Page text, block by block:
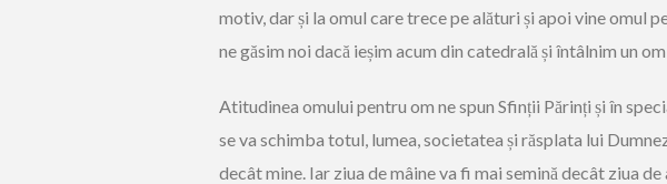
motiv, dar și la omul care trece pe alături și apoi vine omul
ne găsim noi dacă ieșim acum din catedrală și întâlnim un
Atitudinea omului pentru om ne spun Sfinții Părinți și în
se va schimba totul, lumea, societatea și răsplata lui
decât mine. Iar ziua de mâine va fi mai semină decât ziua de